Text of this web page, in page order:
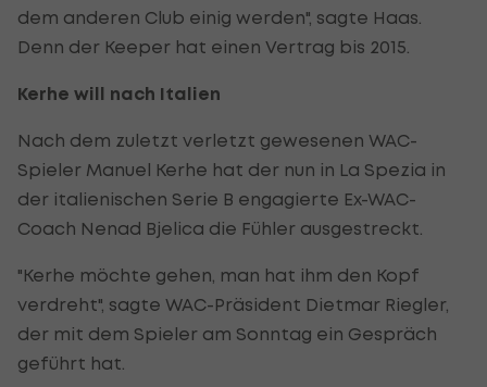
dem anderen Club einig werden", sagte Haas.
Denn der Keeper hat einen Vertrag bis 2015.
Kerhe will nach Italien
Nach dem zuletzt verletzt gewesenen WAC-
Spieler Manuel Kerhe hat der nun in La Spezia in
der italienischen Serie B engagierte Ex-WAC-
Coach Nenad Bjelica die Fühler ausgestreckt.
"Kerhe möchte gehen, man hat ihm den Kopf
verdreht", sagte WAC-Präsident Dietmar Riegler,
der mit dem Spieler am Sonntag ein Gespräch
geführt hat.